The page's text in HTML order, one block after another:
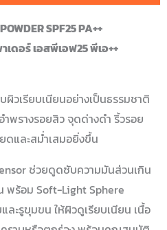
SPF25 PA++
เดอร์ เอสพีเอฟ25 พีเอ++
เรียบเนียนอย่างเป็นธรรมชาติ
พรางรอยสิว จุดด่างดำ ริ้วรอย
ดและสม่ำเสมอยิ่งขึ้น
ช่วยดูดซับความมันส่วนเกิน
พร้อม Soft-Light Sphere
ละรูขุมขน ให้ผิวดูเรียบเนียน เนื้อ